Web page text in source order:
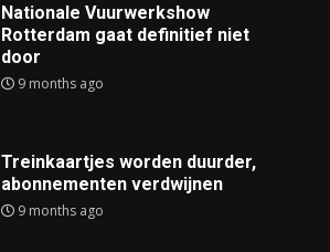
Nationale Vuurwerkshow
Rotterdam gaat definitief niet
door
9 months ago
Treinkaartjes worden duurder,
abonnementen verdwijnen
9 months ago